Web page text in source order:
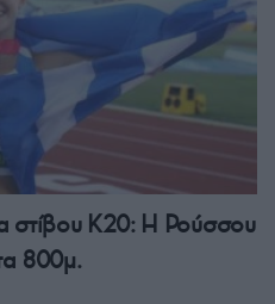
στίβου Κ20: Η Ρούσσου
800μ.